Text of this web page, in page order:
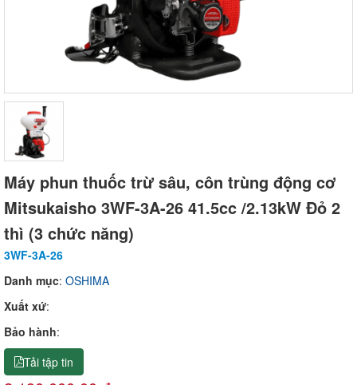
Máy phun thuốc trừ sâu, côn trùng động cơ
Mitsukaisho 3WF-3A-26 41.5cc /2.13kW Đỏ 2
thì (3 chức năng)
3WF-3A-26
Danh mục: OSHIMA
Xuất xứ:
Bảo hành:
Tải tập tin